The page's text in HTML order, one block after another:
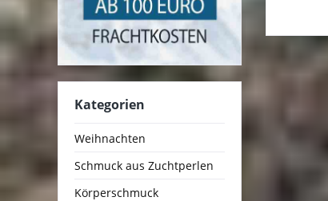
Kategorien
Weihnachten
Schmuck aus Zuchtperlen
Körperschmuck